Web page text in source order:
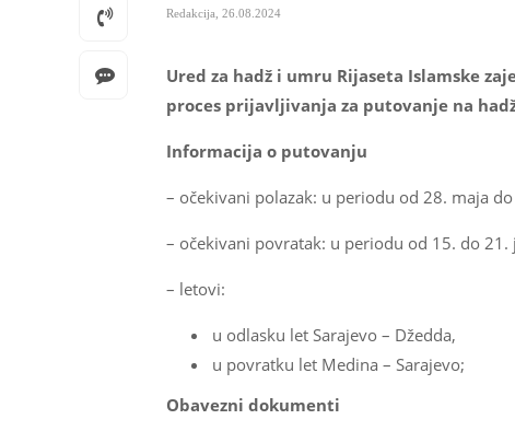
Redakcija 26.08.2024
Ured za hadž i umru Rijaseta Islamske
proces prijavljivanja za putovanje na
Informacija o putovanju
– očekivani polazak: u periodu od 28. maja
– očekivani povratak: u periodu od 15. do 21.
– letovi:
u odlasku let Sarajevo – Džedda,
u povratku let Medina – Sarajevo;
Obavezni dokumenti